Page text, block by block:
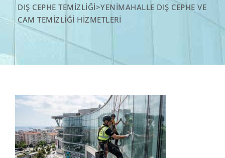
DIŞ CEPHE TEMIZLIĞI>YENIMAHALLE DIŞ CEPHE VE
CAM TEMIZLIĞI HIZMETLERI